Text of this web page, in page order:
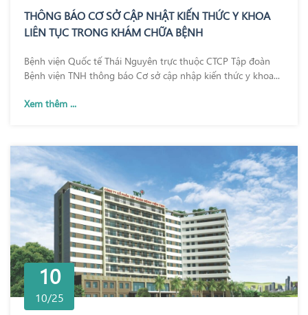
THÔNG BÁO CƠ SỞ CẬP NHẬT KIẾN THỨC Y KHOA
LIÊN TỤC TRONG KHÁM CHỮA BỆNH
Bệnh viện Quốc tế Thái Nguyên trực thuộc CTCP Tập đoàn
Bệnh viện TNH thông báo Cơ sở cập nhập kiến thức y khoa...
Xem thêm ...
10
10/25